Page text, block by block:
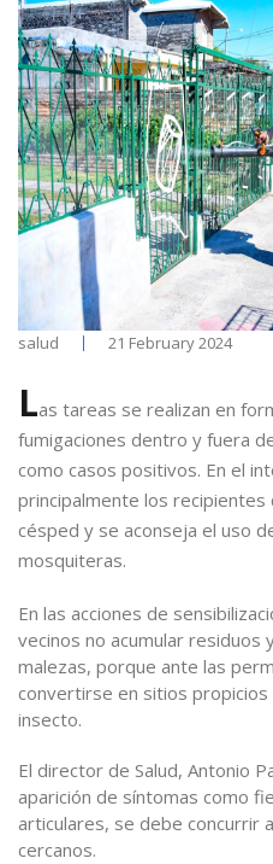
salud 21 February 2024
Las tareas se realizan en
fumigaciones dentro y fuera
como casos positivos. En el
principalmente los recipientes
césped y se aconseja el uso
mosquiteras.
En las acciones de
vecinos no acumular residuos
malezas, porque ante las
convertirse en sitios
insecto.
El director de Salud, Antonio
aparición de síntomas como
articulares, se debe concurrir
cercanos.